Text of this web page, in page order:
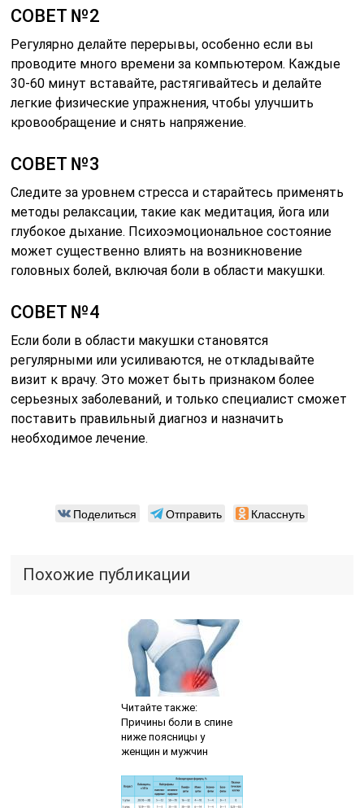
СОВЕТ №2
Регулярно делайте перерывы, особенно если вы
проводите много времени за компьютером. Каждые
30-60 минут вставайте, растягивайтесь и делайте
легкие физические упражнения, чтобы улучшить
кровообращение и снять напряжение.
СОВЕТ №3
Следите за уровнем стресса и старайтесь применять
методы релаксации, такие как медитация, йога или
глубокое дыхание. Психоэмоциональное состояние
может существенно влиять на возникновение
головных болей, включая боли в области макушки.
СОВЕТ №4
Если боли в области макушки становятся
регулярными или усиливаются, не откладывайте
визит к врачу. Это может быть признаком более
серьезных заболеваний, и только специалист сможет
поставить правильный диагноз и назначить
необходимое лечение.
Поделиться Отправить Класснуть
Похожие публикации
Читайте также:
Причины боли в спине
ниже поясницы у
женщин и мужчин